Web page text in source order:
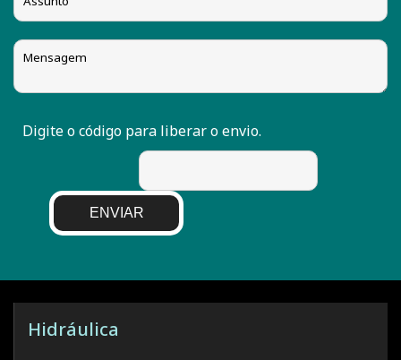
Digite o código para liberar o envio.
ENVIAR
Hidráulica